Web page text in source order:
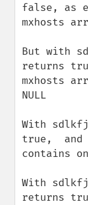
false, as
mxhosts
But with
returns
mxhosts
NULL
With
true,  and
contains
With
returns